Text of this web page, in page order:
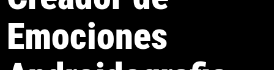
Emociones